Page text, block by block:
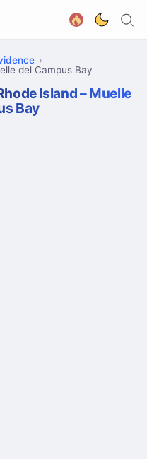
del Campus Bay
Island – Muelle
Bay